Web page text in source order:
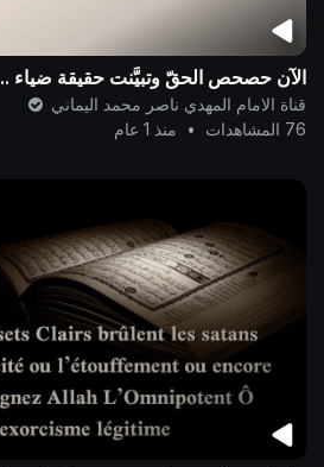
الآن حصحص الحقّ وتبيَّنت حقيقة ضياء ..
قناة الامام المهدي ناصر محمد اليماني
76 المشاهدات
• منذ 1 عام